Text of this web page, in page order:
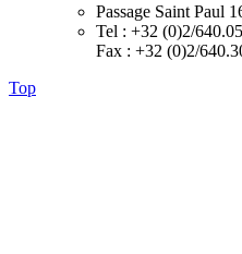
Passage Saint Paul
Tel : +32 (0)2/
Fax : +32 (0)2/
Top